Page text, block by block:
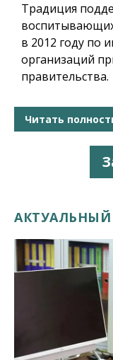
Традиция
в 2012 году по
организаций
правительства.
Читать
АКТУАЛЬНЫЙ